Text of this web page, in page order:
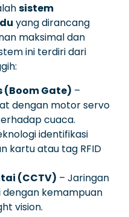
sistem
yang dirancang
maksimal dan
ini terdiri dari
(Boom Gate) –
dengan motor servo
cuaca.
identifikasi
kartu atau tag RFID
(CCTV) – Jaringan
kemampuan
vision.